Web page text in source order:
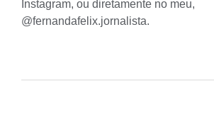
Instagram, ou diretamente no meu,
@fernandafelix.jornalista.